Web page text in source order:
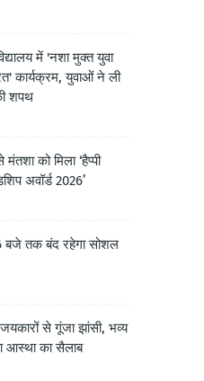
में 'नशा मुक्त युवा
कार्यक्रम, युवाओं ने ली
शपथ
को मिला ‘हैप्पी
अवॉर्ड 2026’
बजे तक बंद रहेगा सोशल
से गूंजा झांसी, भव्य
आस्था का सैलाब